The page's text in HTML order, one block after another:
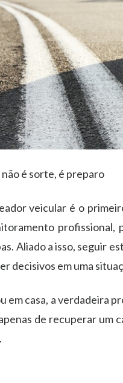
não é sorte, é preparo
veicular é o
profissional,
. Aliado a isso, seguir
decisivos em uma
em casa, a verdadeira
de recuperar um